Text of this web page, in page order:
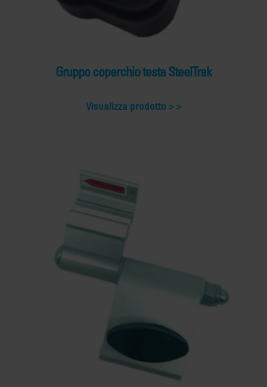
Gruppo coperchio testa SteelTrak
Visualizza prodotto >